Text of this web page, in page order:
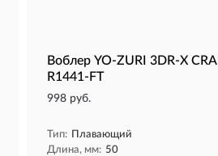
Воблер YO-ZURI 3DR-X
R1441-FT
998 руб.
Тип: Плавающий
Длина, мм: 50